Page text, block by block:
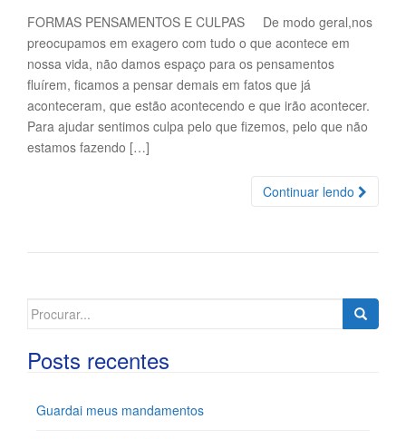
FORMAS PENSAMENTOS E CULPAS De modo geral,nos
preocupamos em exagero com tudo o que acontece em
nossa vida, não damos espaço para os pensamentos
fluírem, ficamos a pensar demais em fatos que já
aconteceram, que estão acontecendo e que irão acontecer.
Para ajudar sentimos culpa pelo que fizemos, pelo que não
estamos fazendo […]
Continuar lendo
Search
Posts recentes
Guardai meus mandamentos